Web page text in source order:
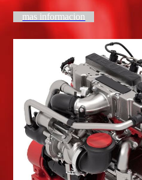
mas informacion